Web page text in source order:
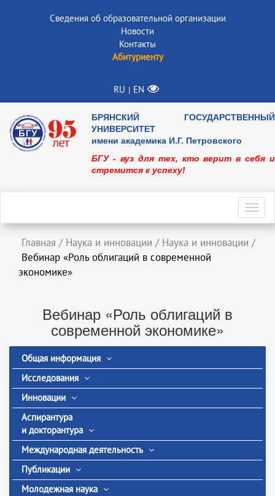
Сведения об образовательной организации
Новости
Контакты
Абитуриенту
RU | EN
БРЯНСКИЙ ГОСУДАРСТВЕННЫЙ
УНИВЕРСИТЕТ
имени академика И.Г. Петровского
БГУ - вуз для тех, кто верит в себя и
стремится к успеху!
Главная / Наука и инновации / Наука и инновации /
Вебинар «Роль облигаций в современной
экономике»
Вебинар «Роль облигаций в
современной экономике»
Общая информация
Исследования
Инновации
Аспирантура
и докторантура
Международная деятельность
Публикации
Молодежная наука